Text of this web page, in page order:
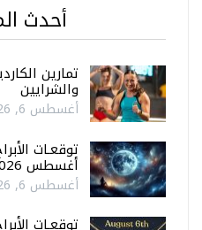
أحدث
تمارين
والشرايين
أغسطس 6, 2026
أغسطس 2026
أغسطس 6, 2026
توقعـات الأبراج